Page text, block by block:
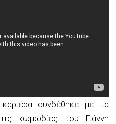
συνδέθηκε με τα
κωμωδίες του Γιάννη